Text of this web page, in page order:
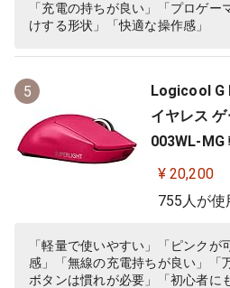
「充電の持ちが良い」「プロゲー
けする形状」「快適な操作感」
5
Logicool G
イヤレス
003WL-MG
EED HERO
Y 無線 充
正規品
¥ 20,200
755人が使
「軽量で使いやすい」「ピンクが
感」「無線の充電持ちが良い」「
ボタンは慣れが必要」「初心者に